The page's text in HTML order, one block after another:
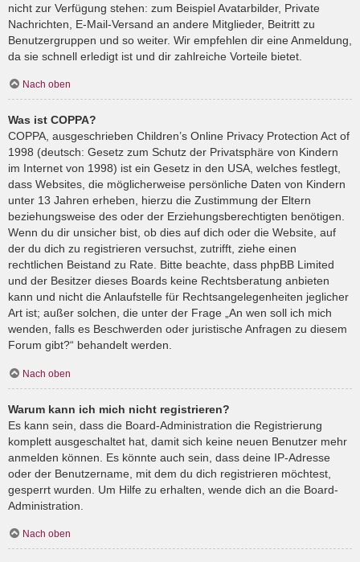
nicht zur Verfügung stehen: zum Beispiel Avatarbilder, Private
Nachrichten, E-Mail-Versand an andere Mitglieder, Beitritt zu
Benutzergruppen und so weiter. Wir empfehlen dir eine Anmeldung,
da sie schnell erledigt ist und dir zahlreiche Vorteile bietet.
Nach oben
Was ist COPPA?
COPPA, ausgeschrieben Children’s Online Privacy Protection Act of
1998 (deutsch: Gesetz zum Schutz der Privatsphäre von Kindern
im Internet von 1998) ist ein Gesetz in den USA, welches festlegt,
dass Websites, die möglicherweise persönliche Daten von Kindern
unter 13 Jahren erheben, hierzu die Zustimmung der Eltern
beziehungsweise des oder der Erziehungsberechtigten benötigen.
Wenn du dir unsicher bist, ob dies auf dich oder die Website, auf
der du dich zu registrieren versuchst, zutrifft, ziehe einen
rechtlichen Beistand zu Rate. Bitte beachte, dass phpBB Limited
und der Besitzer dieses Boards keine Rechtsberatung anbieten
kann und nicht die Anlaufstelle für Rechtsangelegenheiten jeglicher
Art ist; außer solchen, die unter der Frage „An wen soll ich mich
wenden, falls es Beschwerden oder juristische Anfragen zu diesem
Forum gibt?“ behandelt werden.
Nach oben
Warum kann ich mich nicht registrieren?
Es kann sein, dass die Board-Administration die Registrierung
komplett ausgeschaltet hat, damit sich keine neuen Benutzer mehr
anmelden können. Es könnte auch sein, dass deine IP-Adresse
oder der Benutzername, mit dem du dich registrieren möchtest,
gesperrt wurden. Um Hilfe zu erhalten, wende dich an die Board-
Administration.
Nach oben